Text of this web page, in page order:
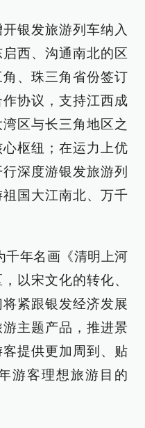
银发旅游列车纳入
西、沟通南北的区
、珠三角省份签订
协议，支持江西成
区与长三角地区之
枢纽；在运力上优
深度游银发旅游列
国大江南北、万千
千年名画《清明上河
以宋文化的转化、
紧跟银发经济发展
主题产品，推进景
提供更加周到、贴
游客理想旅游目的